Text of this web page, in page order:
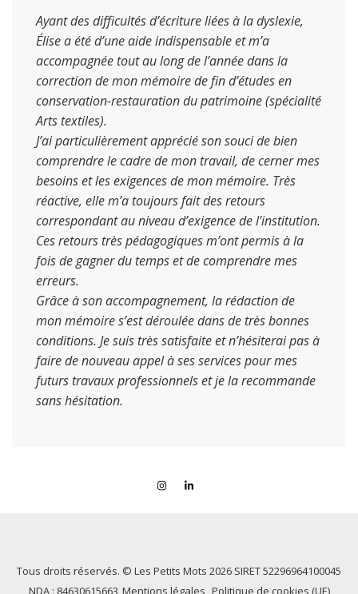
Ayant des difficultés d’écriture liées à la dyslexie,
Élise a été d’une aide indispensable et m’a
accompagnée tout au long de l’année dans la
correction de mon mémoire de fin d’études en
conservation-restauration du patrimoine (spécialité
Arts textiles).
J’ai particulièrement apprécié son souci de bien
comprendre le cadre de mon travail, de cerner mes
besoins et les exigences de mon mémoire. Très
réactive, elle m’a toujours fait des retours
correspondant au niveau d’exigence de l’institution.
Ces retours très pédagogiques m’ont permis à la
fois de gagner du temps et de comprendre mes
erreurs.
Grâce à son accompagnement, la rédaction de
mon mémoire s’est déroulée dans de très bonnes
conditions. Je suis très satisfaite et n’hésiterai pas à
faire de nouveau appel à ses services pour mes
futurs travaux professionnels et je la recommande
sans hésitation.
Tous droits réservés. © Les Petits Mots 2026 SIRET 52296964100045
NDA : 84630615663 Mentions légales Politique de cookies (UE)